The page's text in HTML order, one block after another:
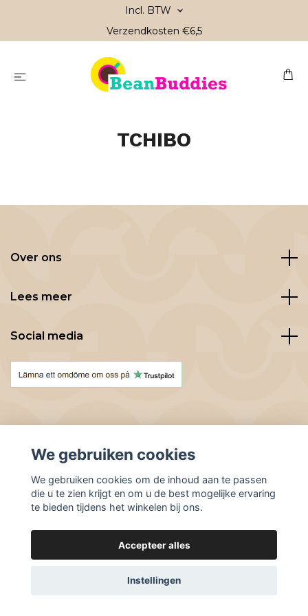
Incl. BTW
Verzendkosten €6,5
TCHIBO
Over ons
Lees meer
Social media
© 2026 BeanBuddies
We gebruiken cookies
We gebruiken cookies om de inhoud aan te passen
die u te zien krijgt en om u de best mogelijke ervaring
te bieden tijdens het winkelen bij ons.
Accepteer alles
Instellingen